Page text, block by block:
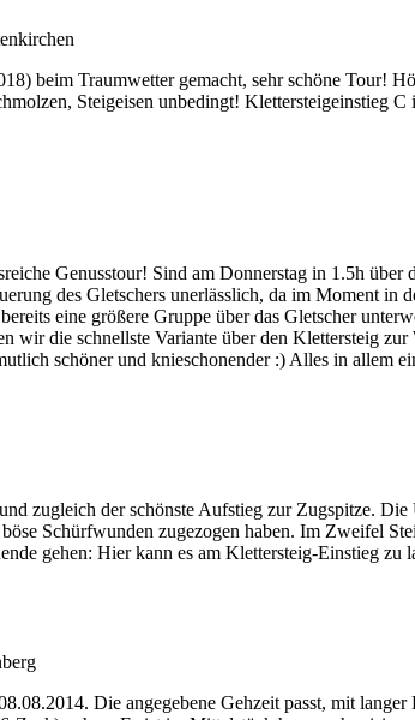
beim Traumwetter gemacht, sehr schöne
Steigeisen unbedingt! Klettersteigeinstieg
Genusstour! Sind am Donnerstag in 1.5h
des Gletschers unerlässlich, da im Moment
eine größere Gruppe über das Gletscher
wir die schnellste Variante über den Klettersteig
schöner und knieschonender :) Alles in allem
zugleich der schönste Aufstieg zur Zugspitze.
Schürfwunden zugezogen haben. Im Zweifel
gehen: Hier kann es am Klettersteig-Einstieg zu
Die angegebene Gehzeit passt, mit